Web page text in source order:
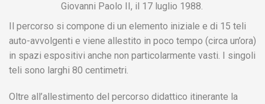
Giovanni Paolo II, il 17 luglio 1988.
Il percorso si compone di un elemento iniziale e di 15 teli
auto-avvolgenti e viene allestito in poco tempo (circa un’ora)
in spazi espositivi anche non particolarmente vasti. I singoli
teli sono larghi 80 centimetri.
Oltre all’allestimento del percorso didattico itinerante la